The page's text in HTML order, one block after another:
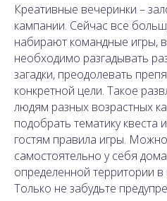
Креативные вечеринки –
кампании. Сейчас все
набирают командные игры,
необходимо разгадывать
загадки, преодолевать
конкретной цели. Такое
людям разных возрастных
подобрать тематику
гостям правила игры.
самостоятельно у себя
определенной территории
Только не забудьте